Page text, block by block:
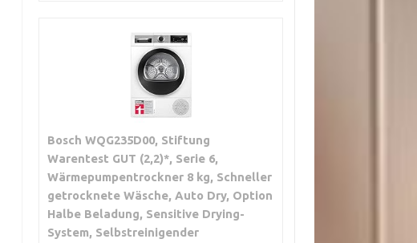
Bosch WQG235D00, Stiftung
Warentest GUT (2,2)*, Serie 6,
Wärmepumpentrockner 8 kg, Schneller
getrocknete Wäsche, Auto Dry, Option
Halbe Beladung, Sensitive Drying-
System, Selbstreinigender